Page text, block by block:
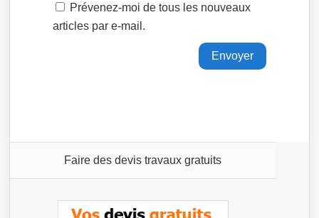
Prévenez-moi de tous les nouveaux
articles par e-mail.
Faire des devis travaux gratuits